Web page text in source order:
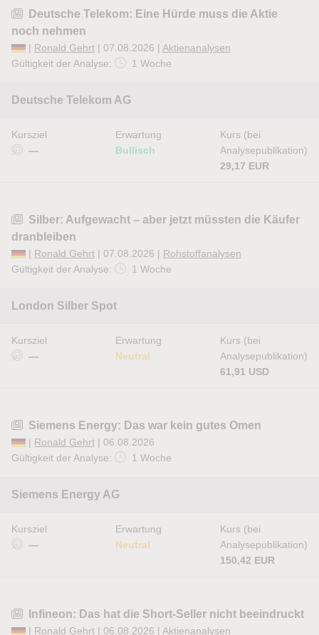
Deutsche Telekom: Eine Hürde muss die Aktie
noch nehmen
| Ronald Gehrt | 07.08.2026 | Aktienanalysen
Gültigkeit der Analyse:
1 Woche
Deutsche Telekom AG
Kursziel
—
Erwartung
Bullisch
Kurs (bei
Analysepublikation)
29,17 EUR
Silber: Aufgewacht – aber jetzt müssten die Käufer
dranbleiben
| Ronald Gehrt | 07.08.2026 | Rohstoffanalysen
Gültigkeit der Analyse:
1 Woche
London Silber Spot
Kursziel
—
Erwartung
Neutral
Kurs (bei
Analysepublikation)
61,91 USD
Siemens Energy: Das war kein gutes Omen
| Ronald Gehrt | 06.08.2026
Gültigkeit der Analyse:
1 Woche
Siemens Energy AG
Kursziel
—
Erwartung
Neutral
Kurs (bei
Analysepublikation)
150,42 EUR
Infineon: Das hat die Short-Seller nicht beeindruckt
| Ronald Gehrt | 06.08.2026 | Aktienanalysen